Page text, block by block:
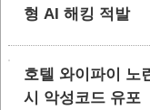
형 AI 해킹 적발
호텔 와이파이 노
시 악성코드 유포